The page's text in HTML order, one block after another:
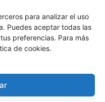
para analizar el uso
Puedes aceptar todas las
preferencias. Para más
de cookies.